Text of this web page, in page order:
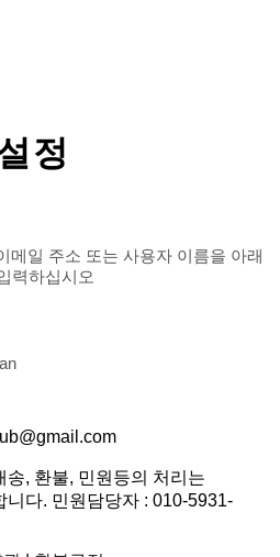
정
메일 주소 또는 사용자 이름을 아래
력하십시오
송, 환불, 민원등의 처리는
니다. 민원담당자 : 010-5931-